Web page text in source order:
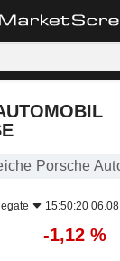
Porsche
15:50:20
-1,12 %